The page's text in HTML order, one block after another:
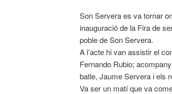
Son Servera es va tornar
inauguració de la Fira de
poble de Son Servera.
A l’acte hi van assistir el
Fernando Rubio;
batle, Jaume Servera i els
Va ser un matí que va